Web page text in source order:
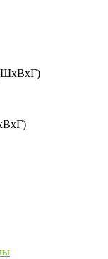
(ШхВхГ)